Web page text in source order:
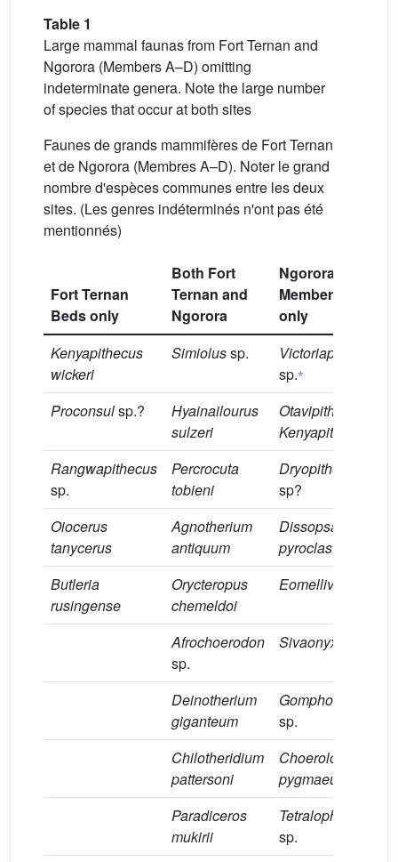
Table 1
Large mammal faunas from Fort Ternan and
Ngorora (Members A–D) omitting
indeterminate genera. Note the large number
of species that occur at both sites
Faunes de grands mammifères de Fort Ternan
et de Ngorora (Membres A–D). Noter le grand
nombre d'espèces communes entre les deux
sites. (Les genres indéterminés n'ont pas été
mentionnés)
Fort Ternan
Beds only
Both Fort
Ternan and
Ngorora
Ngorora
Members A–D
only
Kenyapithecus
wickeri
Simiolussp.
Victoriapithecus
sp.⁎
Proconsulsp.?
Hyainailourus
sulzeri
Otavipithecus
Kenyapithecus
Rangwapithecus
sp.
Percrocuta
tobieni
Dryopithecus
sp?
Oiocerus
tanycerus
Agnotherium
antiquum
Dissopsalis
pyroclasticus
Butleria
rusingense
Orycteropus
chemeldoi
Eomellivora
Afrochoerodon
sp.
Sivaonyx
Deinotherium
giganteum
Gomphotherium
sp.
Chilotheridium
pattersoni
Choerolophodon
pygmaeus
Paradiceros
mukirii
Tetralophodon
sp.